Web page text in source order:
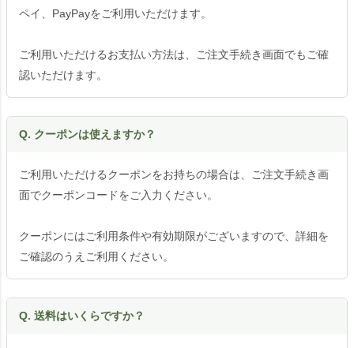
ペイ、PayPayをご利用いただけます。
ご利用いただけるお支払い方法は、ご注文手続き画面でもご確
認いただけます。
Q. クーポンは使えますか？
ご利用いただけるクーポンをお持ちの場合は、ご注文手続き画
面でクーポンコードをご入力ください。
クーポンにはご利用条件や有効期限がございますので、詳細を
ご確認のうえご利用ください。
Q. 送料はいくらですか？